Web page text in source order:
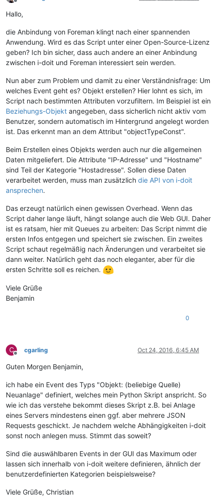
Offline
Hallo,
die Anbindung von Foreman klingt nach einer spannenden
Anwendung. Wird es das Script unter einer Open-Source-Lizenz
geben? Ich bin sicher, dass auch andere an einer Anbindung
zwischen i-doit und Foreman interessiert sein werden.
Nun aber zum Problem und damit zu einer Verständnisfrage: Um
welches Event geht es? Objekt erstellen? Hier lohnt es sich, im
Script nach bestimmten Attributen vorzufiltern. Im Beispiel ist ein
Beziehungs-Objekt angegeben, dass sicherlich nicht aktiv vom
Benutzer, sondern automatisch im Hintergrund angelegt worden
ist. Das erkennt man an dem Attribut "objectTypeConst".
Beim Erstellen eines Objekts werden auch nur die allgemeinen
Daten mitgeliefert. Die Attribute "IP-Adresse" und "Hostname"
sind Teil der Kategorie "Hostadresse". Sollen diese Daten
verarbeitet werden, muss man zusätzlich die API von i-doit
ansprechen.
Das erzeugt natürlich einen gewissen Overhead. Wenn das
Script daher lange läuft, hängt solange auch die Web GUI. Daher
ist es ratsam, hier mit Queues zu arbeiten: Das Script nimmt die
ersten Infos entgegen und speichert sie zwischen. Ein zweites
Script schaut regelmäßig nach Änderungen und verarbeitet sie
dann weiter. Natürlich geht das noch eleganter, aber für die
ersten Schritte soll es reichen.
Viele Grüße
Benjamin
0
C
Offline
cgarling Oct 24, 2016, 6:45 AM
Guten Morgen Benjamin,
ich habe ein Event des Typs "Objekt: (beliebige Quelle)
Neuanlage" definiert, welches mein Python Skript anspricht. So
wie ich das verstehe bekommt dieses Skript z.B. bei Anlage
eines Servers mindestens einen ggf. aber mehrere JSON
Requests geschickt. Je nachdem welche Abhängigkeiten i-doit
sonst noch anlegen muss. Stimmt das soweit?
Sind die auswählbaren Events in der GUI das Maximum oder
lassen sich innerhalb von i-doit weitere definieren, ähnlich der
benutzerdefinierten Kategorien beispielsweise?
Viele Grüße, Christian